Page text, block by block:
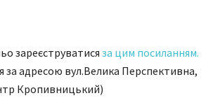
зареєструватися за цим посиланням.
за адресою вул.Велика Перспективна,
Кропивницький)